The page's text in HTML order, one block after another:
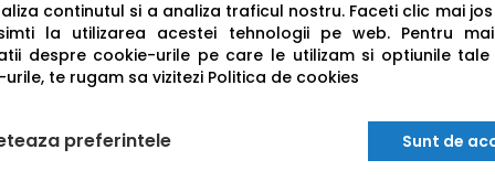
continutul si a analiza traficul nostru. Faceti clic mai
la utilizarea acestei tehnologii pe web. Pentru
despre cookie-urile pe care le utilizam si optiunile tale
te rugam sa vizitezi Politica de cookies
preferintele Sunt de
a hârtiei în timpul scanării duplex este redus la
scaner de mare viteză, ideal pentruarhivarea rapidă a